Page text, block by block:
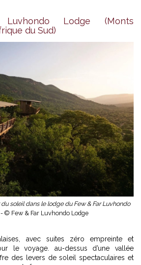
Lodge (Monts
du Sud)
soleil dans le lodge du Few & Far Luvhondo
© Few & Far Luvhondo Lodge
avec suites zéro empreinte et
le voyage. au-dessus d’une vallée
des levers de soleil spectaculaires et